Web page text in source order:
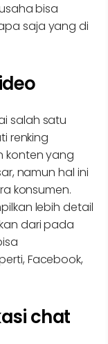
bisa
saja yang di
salah satu
renking
konten yang
namun hal ini
konsumen.
lebih detail
dari pada
Facebook,
chat